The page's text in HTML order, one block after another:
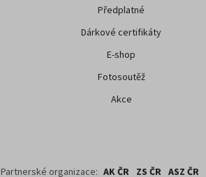
Předplatné
Dárkové certifikáty
E-shop
Fotosoutěž
Akce
Partnerské organizace: AK ČR ZS ČR ASZ ČR